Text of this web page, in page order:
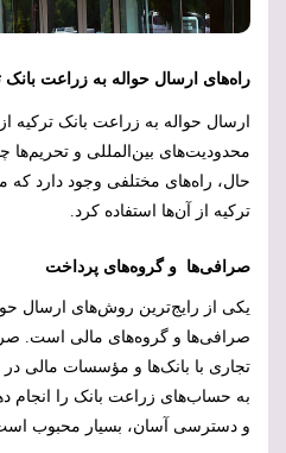
راه‌های ارسال حواله به زراعت بانک
ارسال حواله به زراعت بانک ترکیه
محدودیت‌های بین‌المللی و تحریم‌ها
حال، راه‌های مختلفی وجود دارد که
ترکیه از آن‌ها استفاده کرد.
صرافی‌ها و گروه‌های پرداخت
یکی از رایج‌ترین روش‌های ارسال
صرافی‌ها و گروه‌های مالی است.
تجاری با بانک‌ها و مؤسسات مالی در
به حساب‌های زراعت بانک را انجام
و دسترسی آسان، بسیار محبوب